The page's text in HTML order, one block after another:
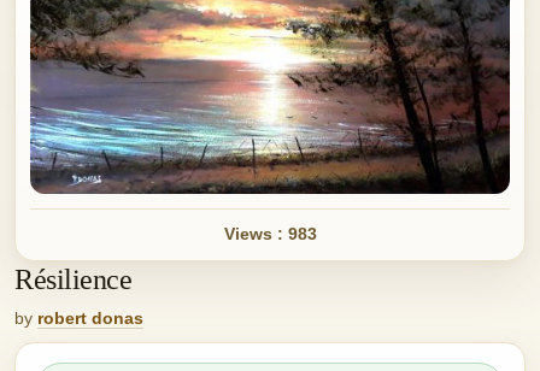
Views : 983
Résilience
by robert donas